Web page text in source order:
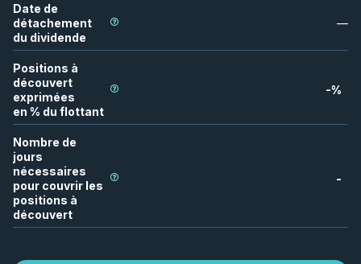
Date de
détachement
du dividende
—
Positions à
découvert
exprimées
en % du flottant
-%
Nombre de
jours
nécessaires
pour couvrir les
positions à
découvert
-